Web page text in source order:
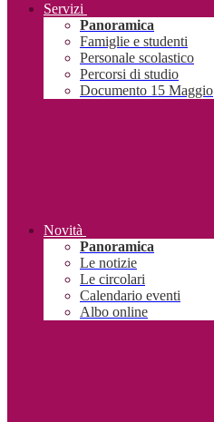
Servizi
Panoramica
Famiglie e studenti
Personale scolastico
Percorsi di studio
Documento 15 Maggio
Novità
Panoramica
Le notizie
Le circolari
Calendario eventi
Albo online